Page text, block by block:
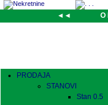
◄◄ O
PRODAJA
STANOVI
Stan 0.5